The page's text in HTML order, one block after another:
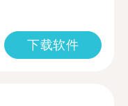
下载软件